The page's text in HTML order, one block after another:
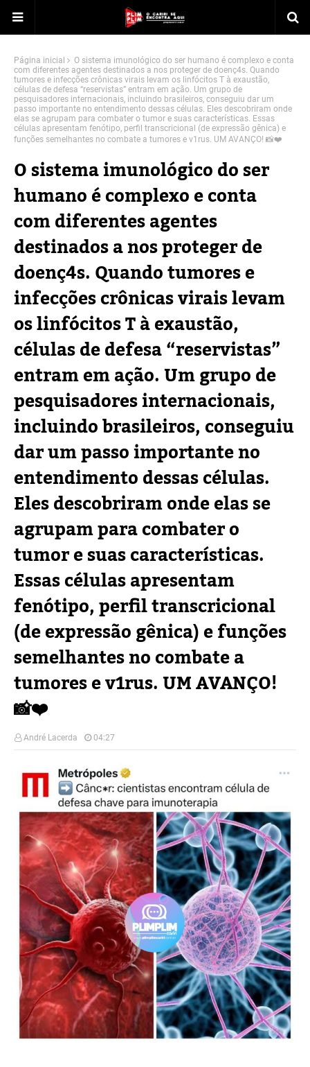
Página inicial
O sistema imunológico do ser humano é complexo e conta
com diferentes agentes destinados a nos proteger de doenç4s. Quando
tumores e infecções crônicas virais levam os linfócitos T à exaustão,
células de defesa “reservistas” entram em ação. Um grupo de
pesquisadores internacionais, incluindo brasileiros, conseguiu dar um
passo importante no entendimento dessas células. Eles descobriram onde
elas se agrupam para combater o tumor e suas características. Essas
células apresentam fenótipo, perfil transcricional (de expressão gênica) e
funções semelhantes no combate a tumores e v1rus. UM AVANÇO! 📸❤️
O sistema imunológico do ser
humano é complexo e conta
com diferentes agentes
destinados a nos proteger de
doenç4s. Quando tumores e
infecções crônicas virais levam
os linfócitos T à exaustão,
células de defesa “reservistas”
entram em ação. Um grupo de
pesquisadores internacionais,
incluindo brasileiros, conseguiu
dar um passo importante no
entendimento dessas células.
Eles descobriram onde elas se
agrupam para combater o
tumor e suas características.
Essas células apresentam
fenótipo, perfil transcricional
(de expressão gênica) e funções
semelhantes no combate a
tumores e v1rus. UM AVANÇO!
📸❤️
André Lacerda 04:27